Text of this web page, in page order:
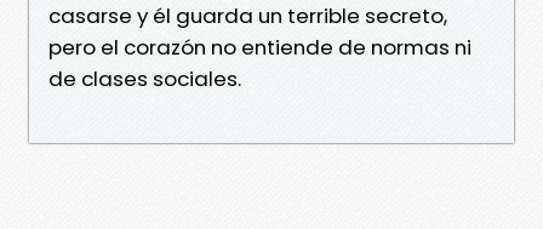
casarse y él guarda un terrible secreto,
pero el corazón no entiende de normas ni
de clases sociales.